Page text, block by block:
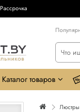
Рассрочка
Каталог товаров
Люстры